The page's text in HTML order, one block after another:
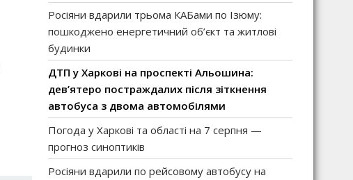
Росіяни вдарили трьома КАБами по Ізюму:
пошкоджено енергетичний об’єкт та житлові
будинки
ДТП у Харкові на проспекті Альошина:
дев’ятеро постраждалих після зіткнення
автобуса з двома автомобілями
Погода у Харкові та області на 7 серпня —
прогноз синоптиків
Росіяни вдарили по рейсовому автобусу на